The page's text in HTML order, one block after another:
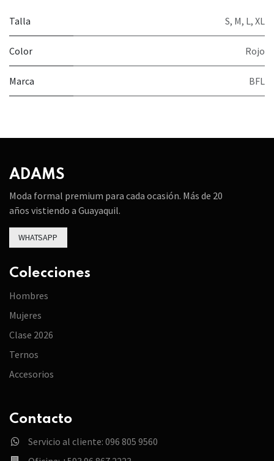
Talla S, M, L, XL
Color Rojo
Marca BFL
ADAMS
Moda formal premium para cada ocasión. Más de 20
años vistiendo a Guayaquil.
WHATSAPP
Colecciones
Hombres
Mujeres
Clase 2026
Ternos
Accesorios
Contacto
Servicio al cliente: 096 805 9560